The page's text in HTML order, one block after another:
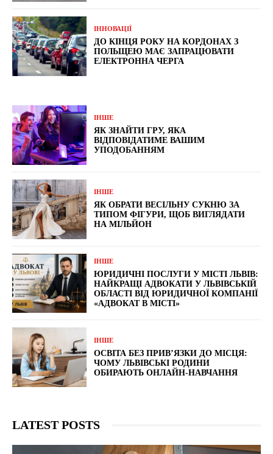
ІННОВАЦІЇ
ДО КІНЦЯ РОКУ НА КОРДОНАХ З
ПОЛЬЩЕЮ МАЄ ЗАПРАЦЮВАТИ
ЕЛЕКТРОННА ЧЕРГА
ІНШЕ
ЯК ЗНАЙТИ ГРУ, ЯКА
ВІДПОВІДАТИМЕ ВАШИМ
УПОДОБАННЯМ
ІНШЕ
ЯК ОБРАТИ ВЕСІЛЬНУ СУКНЮ ЗА
ТИПОМ ФІГУРИ, ЩОБ ВИГЛЯДАТИ
НА МІЛЬЙОН
ІНШЕ
ЮРИДИЧНІ ПОСЛУГИ У МІСТІ ЛЬВІВ:
НАЙКРАЩІ АДВОКАТИ У ЛЬВІВСЬКІЙ
ОБЛАСТІ ВІД ЮРИДИЧНОЇ КОМПАНІЇ
«АДВОКАТ В МІСТІ»
ІНШЕ
ОСВІТА БЕЗ ПРИВ’ЯЗКИ ДО МІСЦЯ:
ЧОМУ ЛЬВІВСЬКІ РОДИНИ
ОБИРАЮТЬ ОНЛАЙН-НАВЧАННЯ
LATEST POSTS